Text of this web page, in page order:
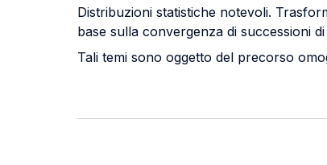
Distribuzioni statistiche notevoli.
base sulla convergenza di successioni
Tali temi sono oggetto del precorso